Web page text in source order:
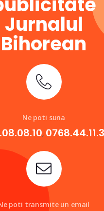
Jurnalul
Bihorean
Ne poti suna
,
poti transmite un email